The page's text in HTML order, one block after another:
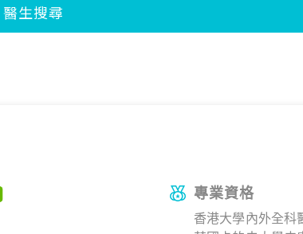
專業資格
香港大學內外全科